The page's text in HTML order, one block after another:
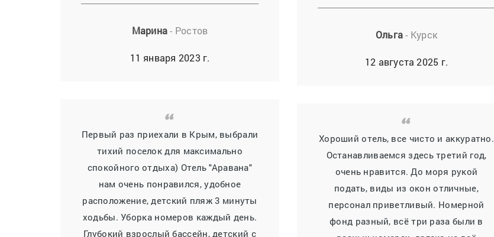
Ольга- Курск
12 августа 2025 г.
Марина- Ростов
11 января 2023 г.
Первый раз приехали в Крым, выбрали
тихий поселок для максимально
спокойного отдыха) Отель "Аравана"
нам очень понравился, удобное
расположение, детский пляж 3 минуты
ходьбы. Уборка номеров каждый день.
Глубокий взрослый бассейн, детский с
Хороший отель, все чисто и аккуратно.
Останавливаемся здесь третий год,
очень нравится. До моря рукой
подать, виды из окон отличные,
персонал приветливый. Номерной
фонд разный, всё три раза были в